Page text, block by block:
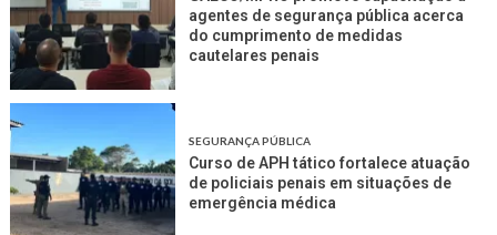
agentes de segurança pública acerca
do cumprimento de medidas
cautelares penais
SEGURANÇA PÚBLICA
Curso de APH tático fortalece atuação
de policiais penais em situações de
emergência médica